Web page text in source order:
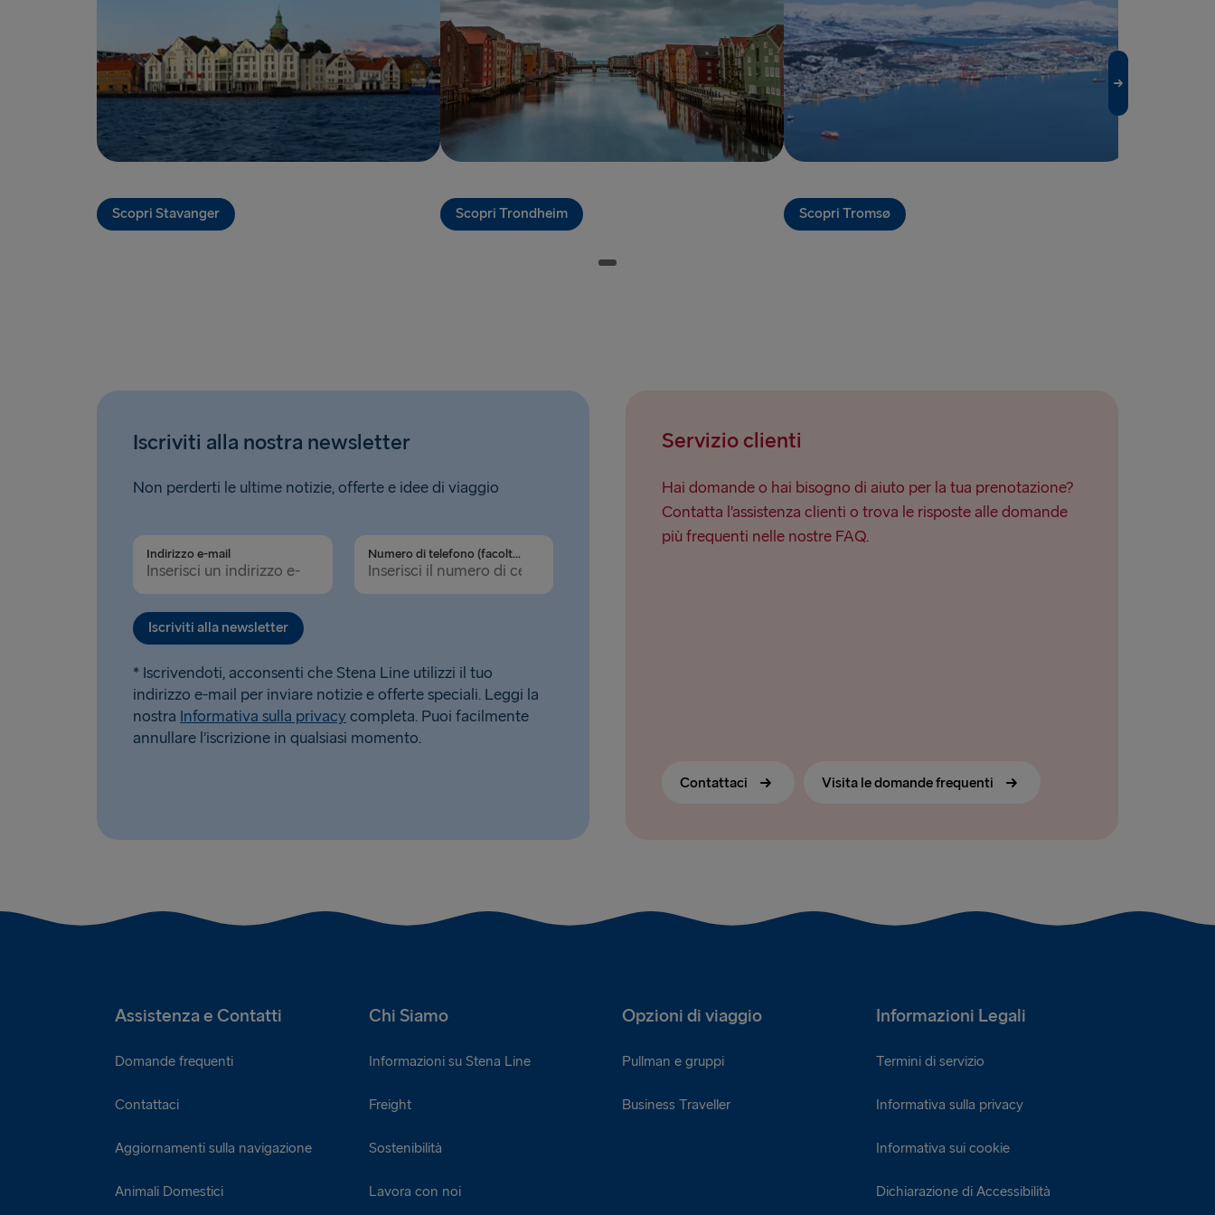
Liepāja → Travemünde
Liverpool → Belfast
Nynäshamn → Ventspils
Rosslare → Fishguard
Rostock → Trelleborg
Trelleborg → Rostock
Travemünde → Liepāja
Scopri Stavanger Scopri Trondheim Scopri Tromsø
Iscriviti alla nostra newsletter
Non perderti le ultime notizie, offerte e idee di viaggio
Indirizzo e-mail Numero di telefono (facoltativo)
Iscriviti alla newsletter
* Iscrivendoti, acconsenti che Stena Line utilizzi il tuo
indirizzo e-mail per inviare notizie e offerte speciali. Leggi la
nostra Informativa sulla privacycompleta. Puoi facilmente
annullare l’iscrizione in qualsiasi momento.
Servizio clienti
Hai domande o hai bisogno di aiuto per la tua prenotazione?
Contatta l’assistenza clienti o trova le risposte alle domande
più frequenti nelle nostre FAQ.
Contattaci Visita le domande frequenti
Assistenza e Contatti Chi Siamo Opzioni di viaggio Informazioni Legali
Domande frequenti
Contattaci
Aggiornamenti sulla navigazione
Animali Domestici
Informazioni su Stena Line
Freight
Sostenibilità
Lavora con noi
Pullman e gruppi
Business Traveller
Termini di servizio
Informativa sulla privacy
Informativa sui cookie
Dichiarazione di Accessibilità